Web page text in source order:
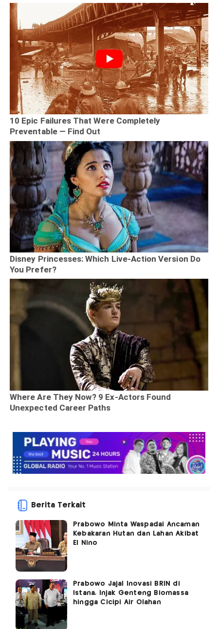
Berita Terkait
Prabowo Minta Waspadai Ancaman
Kebakaran Hutan dan Lahan Akibat
El Nino
Prabowo Jajal Inovasi BRIN di
Istana, Injak Genteng Biomassa
hingga Cicipi Air Olahan